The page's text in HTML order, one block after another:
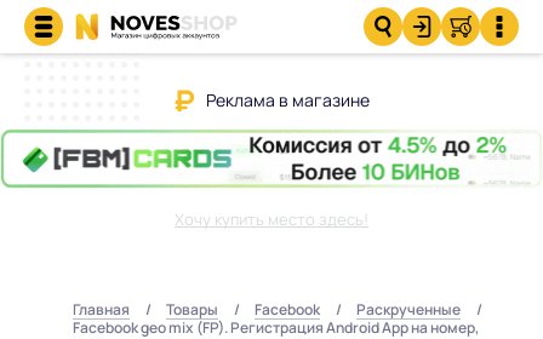
Реклама в магазине
Хочу купить место здесь!
Главная Товары Facebook
Раскрученные
Facebook geo mix (FP). Регистрация Android App на номер,